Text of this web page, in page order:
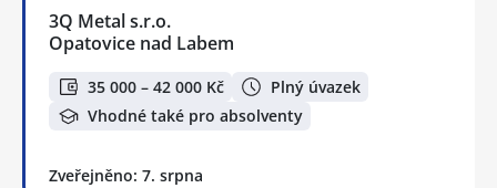
3Q Metal s.r.o.
Opatovice nad Labem
35 000 – 42 000 Kč
Plný úvazek
Vhodné také pro absolventy
Zveřejněno: 7. srpna